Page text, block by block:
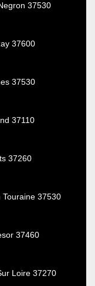
37530
37600
37530
37110
37260
37530
37460
Loire 37270